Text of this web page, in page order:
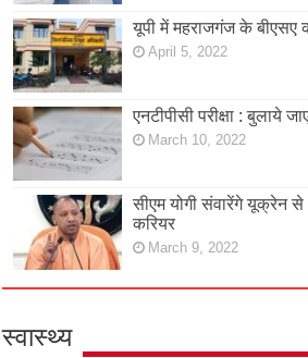
यूपी में महराजगंज के बीएसए
April 5, 2022
एनटीपीसी परीक्षा : बुलाये
March 10, 2022
सीएम योगी संवारेंगे यूक्रेन से
करियर
March 9, 2022
स्वास्थ्य